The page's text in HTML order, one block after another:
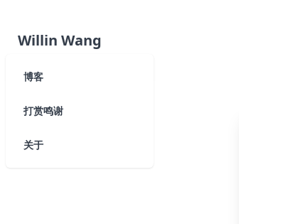
博客
打赏鸣谢
关于
Willin Wang